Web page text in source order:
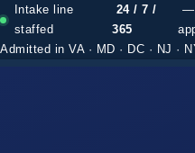
Intake line
staffed
24 / 7 /
365
—
Admitted in VA · MD · DC · NJ ·